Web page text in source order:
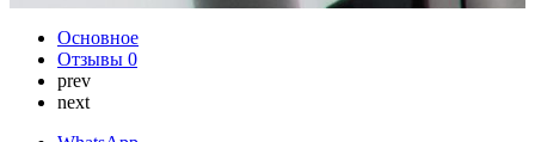
Основное
Отзывы 0
prev
next